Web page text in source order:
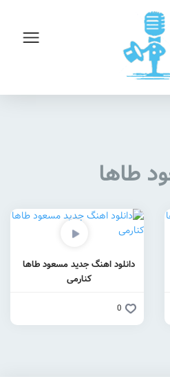
طاها
دانلود اهنگ جدید مسعود طاها
کنارمی
0